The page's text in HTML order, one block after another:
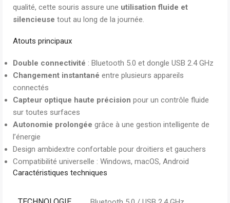
qualité, cette souris assure une utilisation fluide et
silencieuse tout au long de la journée.
Atouts principaux
Double connectivité : Bluetooth 5.0 et dongle USB 2.4 GHz
Changement instantané entre plusieurs appareils
connectés
Capteur optique haute précision pour un contrôle fluide
sur toutes surfaces
Autonomie prolongée grâce à une gestion intelligente de
l’énergie
Design ambidextre confortable pour droitiers et gauchers
Compatibilité universelle : Windows, macOS, Android
Caractéristiques techniques